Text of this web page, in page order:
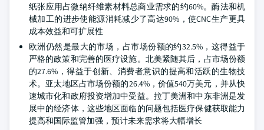
纸张应用占微纳纤维素材料总商业需求的约60%。酶法和机
械加工的进步使能源消耗减少了高达90%，使CNC生产更具
成本效益和可扩展性
欧洲仍然是最大的市场，占市场份额的约32.5%，这得益于
严格的政策和完善的医疗设施。北美紧随其后，占市场份额
的27.6%，得益于创新、消费者意识的提高和活跃的生物技
术。亚太地区占市场份额的26.4%，价值540万美元，并从快
速城市化和政府投资增加中受益。拉丁美洲和中东非洲是发
展中的经济体，这些地区面临的问题包括医疗保健获取能力
提高和国际监管加强，预计未来需求将大幅增长